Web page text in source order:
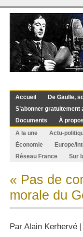
Accueil De Gaulle,
S’abonner
Documents
À
A la une
Actu-
Économie
Europe/
Réseau France
Sur
« Pas de
morale du
Par Alain Kerhervé